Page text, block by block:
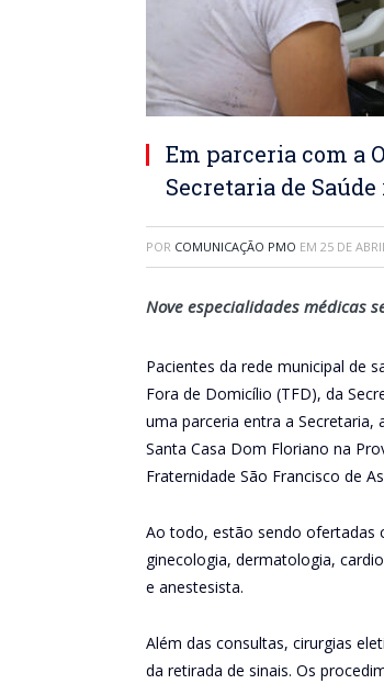
Em parceria com a
Secretaria de
POR COMUNICAÇÃO PMO EM 25 DE
Nove especialidades médicas
Pacientes da rede municipal de
Fora de Domicílio (TFD), da
uma parceria entra a
Santa Casa Dom Floriano na
Fraternidade São Francisco de
Ao todo, estão sendo ofertadas
ginecologia, dermatologia,
e anestesista.
Além das consultas, cirurgias
da retirada de sinais. Os